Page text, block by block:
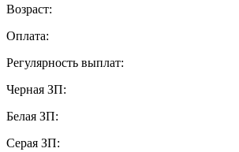
Возраст:
Оплата:
Регулярность выплат:
Черная ЗП:
Белая ЗП:
Серая ЗП: